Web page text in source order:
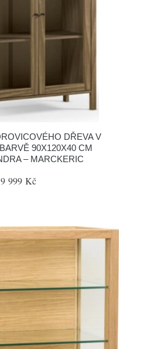
DŘEVA V
90X120X40 CM
– MARCKERIC
9 999 Kč